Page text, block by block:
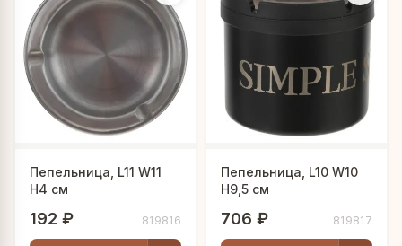
Пепельница, L11 W11
H4 см
192 ₽ 819816
Пепельница, L10 W10
H9,5 см
706 ₽ 819817